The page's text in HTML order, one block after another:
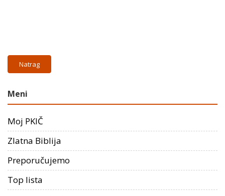
Natrag
Meni
Moj PKIČ
Zlatna Biblija
Preporučujemo
Top lista